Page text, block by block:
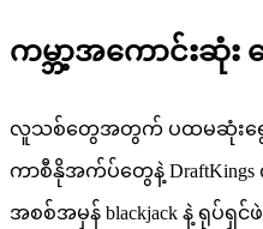
ကမ္ဘာ့အကောင်းဆုံး
လူသစ်တွေအတွက် ပထမဆုံးရွေး
ကာစီနိုအက်ပ်တွေနဲ့
အစစ်အမှန် blackjack နဲ့ ရုပ်ရှ